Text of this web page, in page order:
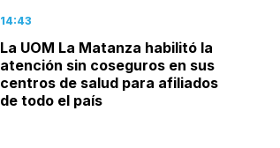
14:43
La UOM La Matanza habilitó la
atención sin coseguros en sus
centros de salud para afiliados
de todo el país